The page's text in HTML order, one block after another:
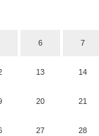
6 7
13 14
20 21
27 28